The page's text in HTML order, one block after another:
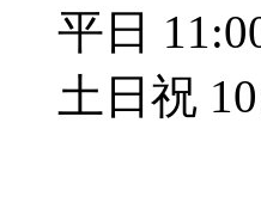
平日
土日祝